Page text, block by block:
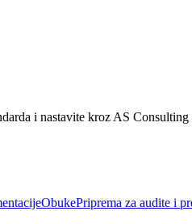
i nastavite kroz AS Consulting
ObukePriprema za audite i